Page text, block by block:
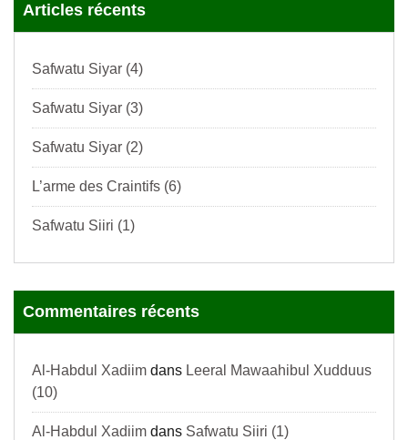
Articles récents
Safwatu Siyar (4)
Safwatu Siyar (3)
Safwatu Siyar (2)
L’arme des Craintifs (6)
Safwatu Siiri (1)
Commentaires récents
Al-Habdul Xadiimdans Leeral Mawaahibul Xudduus
(10)
Al-Habdul Xadiimdans Safwatu Siiri (1)